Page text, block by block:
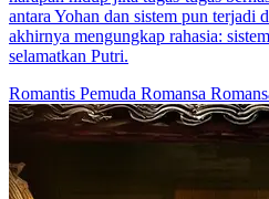
antara Yohan dan sistem pun terjadi
akhirnya mengungkap rahasia:
selamatkan Putri.
Romantis Pemuda Romansa